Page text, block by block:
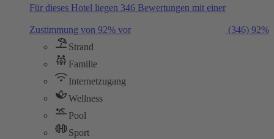
Für dieses Hotel liegen 346 Bewertungen mit einer
Zustimmung von 92% vor (346) 92%
Strand
Familie
Internetzugang
Wellness
Pool
Sport